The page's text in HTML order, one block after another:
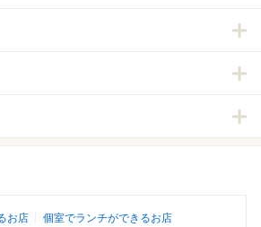
お店 個室でランチができるお店